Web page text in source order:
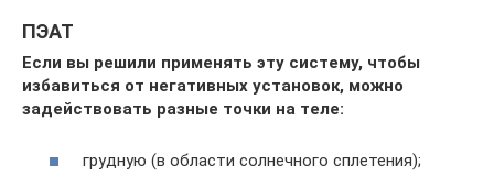
ПЭАТ
Если вы решили применять эту систему, чтобы
избавиться от негативных установок, можно
задействовать разные точки на теле:
грудную (в области солнечного сплетения);